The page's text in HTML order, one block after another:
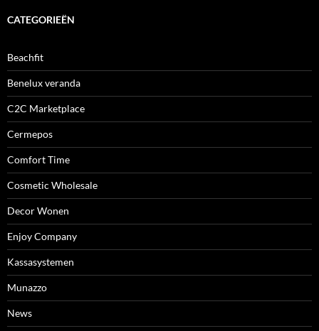
CATEGORIEËN
Beachfit
Benelux veranda
C2C Marketplace
Cermepos
Comfort Time
Cosmetic Wholesale
Decor Wonen
Enjoy Company
Kassasystemen
Munazzo
News